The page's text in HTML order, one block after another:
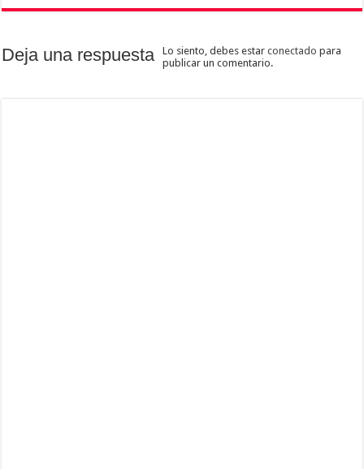
Deja una respuesta Lo siento, debes estarconectado para
publicar un comentario.